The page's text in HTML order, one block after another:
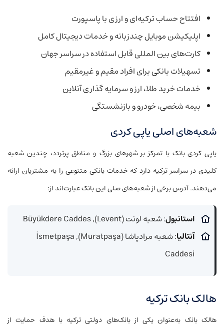
افتتاح حساب ترکیه‌ای و ارزی با پاسپورت
اپلیکیشن موبایل چندزبانه و خدمات دیجیتال کامل
کارت‌های بین المللی قابل استفاده در سراسر جهان
تسهیلات بانکی برای افراد مقیم و غیرمقیم
خدمات خرید طلا، ارز و سرمایه گذاری آنلاین
بیمه شخصی، خودرو و بازنشستگی
شعبه‌های اصلی یاپی کردی
یاپی کردی بانک با تمرکز بر شهرهای بزرگ و مناطق پرتردد، چندین شعبه
کلیدی در سراسر ترکیه دارد که خدمات بانکی متنوعی را به مشتریان ارائه
می‌دهند. آدرس برخی از شعبه‌های صلی این بانک عبارت‌اند از:
استانبول: شعبه لونت (Levent), Büyükdere Caddes
آنتالیا
: شعبه مرادپاشا (Muratpaşa), İsmetpaşa
Caddesi
هالک بانک ترکیه
هالک بانک به‌عنوان یکی از بانک‌های دولتی ترکیه با هدف حمایت از